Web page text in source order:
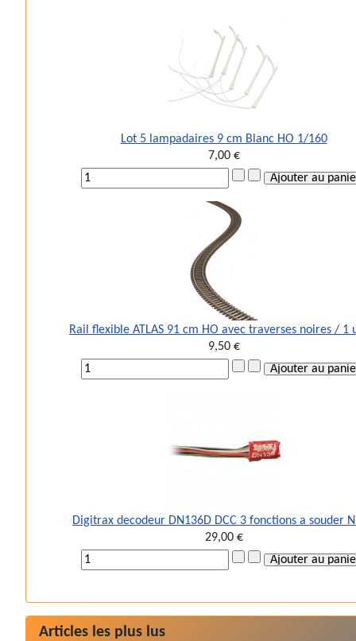
Lot 5 lampadaires 9 cm Blanc HO 1/160
7,00 €
Rail flexible ATLAS 91 cm HO avec traverses noires / 1
9,50 €
Digitrax decodeur DN136D DCC 3 fonctions a souder
29,00 €
Articles les plus lus